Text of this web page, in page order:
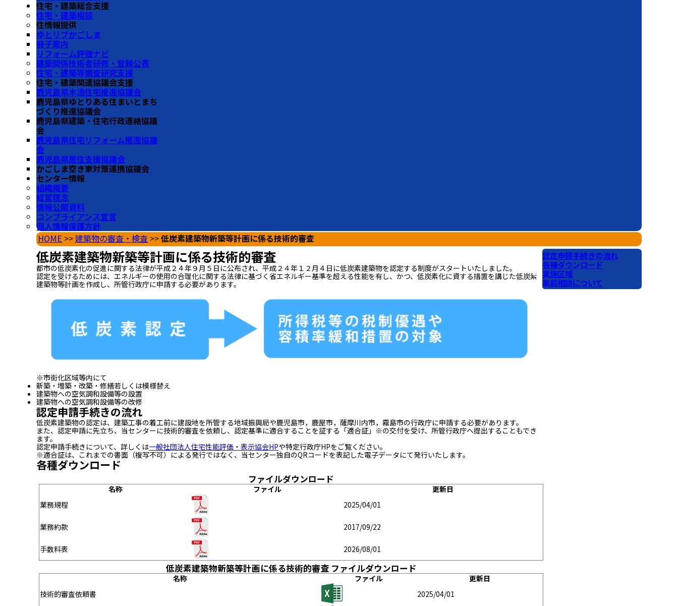
住宅・建築総合支援
住宅・建築相談
住情報提供
ゆとリブかごしま
冊子案内
リフォーム評価ナビ
建築関係技術者研修・登録公表
住宅・建築等調査研究支援
住宅・建築関連協議会支援
鹿児島県木造住宅推進協議会
鹿児島県ゆとりある住まいとまち
づくり推進協議会
鹿児島県建築・住宅行政連絡協議
会
鹿児島県住宅リフォーム推進協議
会
鹿児島県居住支援協議会
かごしま空き家対策連携協議会
センター情報
組織概要
経営理念
情報公開資料
コンプライアンス宣言
個人情報保護方針
HOME >>建築物の審査・検査 >>低炭素建築物新築等計画に係る技術的審査
低炭素建築物新築等計画に係る技術的審査
都市の低炭素化の促進に関する法律が平成２４年９月５日に公布され、平成２４年１２月４日に低炭素建築物を認定する制度がスタートいたしました。
認定を受けるためには、エネルギーの使用の合理化に関する法律に基づく省エネルギー基準を超える性能を有し、かつ、低炭素化に資する措置を講じた低炭素
建築物等計画を作成し、所管行政庁に申請する必要があります。
※市街化区域等内にて
新築・増築・改築・修繕若しくは模様替え
建築物への空気調和設備等の設置
建築物への空気調和設備等の改修
認定申請手続きの流れ
各種ダウンロード
実施区域
事前相談について
認定申請手続きの流れ
低炭素建築物の認定は、建築工事の着工前に建設地を所管する地域振興局や鹿児島市，鹿屋市，薩摩川内市，霧島市の行政庁に申請する必要があります。
また、認定申請に先立ち、当センターに技術的審査を依頼し、認定基準に適合することを証する「適合証」※の交付を受け、所管行政庁へ提出することもでき
ます。
認定申請手続きについて、詳しくは一般社団法人住宅性能評価・表示協会HPや特定行政庁HPをご覧ください。
※適合証は、これまでの書面（複写不可）による発行ではなく、当センター独自のQRコードを表記した電子データにて発行いたします。
各種ダウンロード
ファイルダウンロード
名称 ファイル
更新日
業務規程
2025/04/01
業務約款 2017/09/22
手数料表 2026/08/01
低炭素建築物新築等計画に係る技術的審査 ファイルダウンロード
名称 ファイル
更新日
技術的審査依頼書
2025/04/01